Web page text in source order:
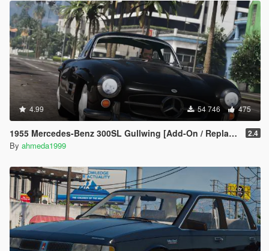
4.99 54 746 475
1955 Mercedes-Benz 300SL Gullwing [Add-On / Replace | Tuning] 2.4
By ahmeda1999